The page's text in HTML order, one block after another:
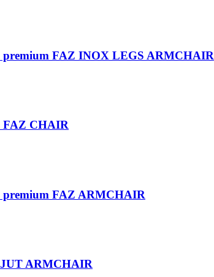
premium FAZ INOX LEGS ARMCHAIR
FAZ CHAIR
premium FAZ ARMCHAIR
JUT ARMCHAIR